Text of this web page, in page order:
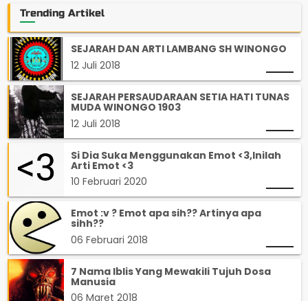
Trending Artikel
SEJARAH DAN ARTI LAMBANG SH WINONGO
12 Juli 2018
SEJARAH PERSAUDARAAN SETIA HATI TUNAS
MUDA WINONGO 1903
12 Juli 2018
Si Dia Suka Menggunakan Emot <3,Inilah
Arti Emot <3
10 Februari 2020
Emot :v ? Emot apa sih?? Artinya apa
sihh??
06 Februari 2018
7 Nama Iblis Yang Mewakili Tujuh Dosa
Manusia
06 Maret 2018